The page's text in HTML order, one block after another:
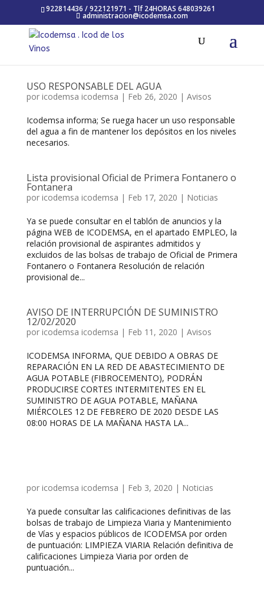
922814436 / 922121971 - Tlf 24HORAS 648039261
administracion@icodemsa.com
USO RESPONSABLE DEL AGUA
por icodemsa icodemsa | Feb 26, 2020 | Avisos
Icodemsa informa; Se ruega hacer un uso responsable
del agua a fin de mantener los depósitos en los niveles
necesarios.
Lista provisional Oficial de Primera Fontanero o
Fontanera
por icodemsa icodemsa | Feb 17, 2020 | Noticias
Ya se puede consultar en el tablón de anuncios y la
página WEB de ICODEMSA, en el apartado EMPLEO, la
relación provisional de aspirantes admitidos y
excluidos de las bolsas de trabajo de Oficial de Primera
Fontanero o Fontanera Resolución de relación
provisional de...
AVISO DE INTERRUPCIÓN DE SUMINISTRO
12/02/2020
por icodemsa icodemsa | Feb 11, 2020 | Avisos
ICODEMSA INFORMA, QUE DEBIDO A OBRAS DE
REPARACIÓN EN LA RED DE ABASTECIMIENTO DE
AGUA POTABLE (FIBROCEMENTO), PODRÁN
PRODUCIRSE CORTES INTERMITENTES EN EL
SUMINISTRO DE AGUA POTABLE, MAÑANA
MIÉRCOLES 12 DE FEBRERO DE 2020 DESDE LAS
08:00 HORAS DE LA MAÑANA HASTA LA...
por icodemsa icodemsa | Feb 3, 2020 | Noticias
Ya puede consultar las calificaciones definitivas de las
bolsas de trabajo de Limpieza Viaria y Mantenimiento
de Vías y espacios públicos de ICODEMSA por orden
de puntuación: LIMPIEZA VIARIA Relación definitiva de
calificaciones Limpieza Viaria por orden de
puntuación...